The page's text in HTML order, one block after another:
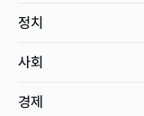
정치
사회
경제